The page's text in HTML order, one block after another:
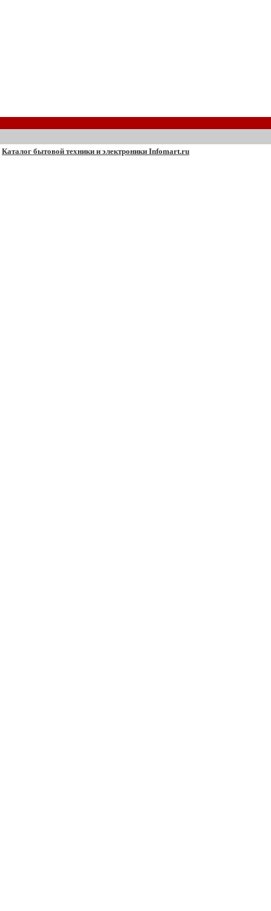
Каталог бытовой техники и электроники Infomart.ru